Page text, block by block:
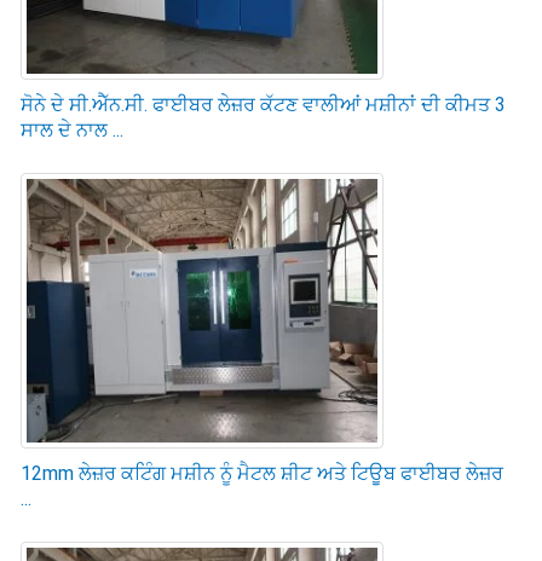
ਸੋਨੇ ਦੇ ਸੀ.ਐੱਨ.ਸੀ. ਫਾਈਬਰ ਲੇਜ਼ਰ ਕੱਟਣ ਵਾਲੀਆਂ ਮਸ਼ੀਨਾਂ ਦੀ ਕੀਮਤ 3
ਸਾਲ ਦੇ ਨਾਲ ...
12mm ਲੇਜ਼ਰ ਕਟਿੰਗ ਮਸ਼ੀਨ ਨੂੰ ਮੈਟਲ ਸ਼ੀਟ ਅਤੇ ਟਿਊਬ ਫਾਈਬਰ ਲੇਜ਼ਰ
...